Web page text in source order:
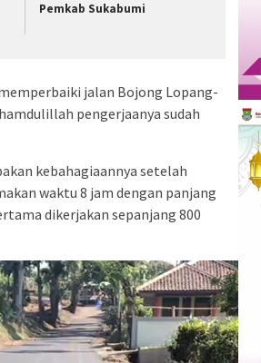
Pemkab Sukabumi
jalan Bojong Lopang-
pengerjaanya sudah
kebahagiaannya setelah
waktu 8 jam dengan panjang
dikerjakan sepanjang 800